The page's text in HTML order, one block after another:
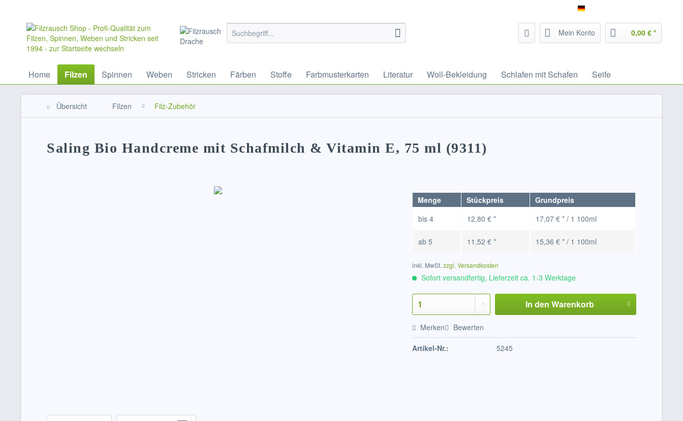
Mein Konto 0,00 € *
Home Filzen Spinnen Weben Stricken Färben Stoffe Farbmusterkarten Literatur Woll-Bekleidung Schlafen mit Schafen Seife
Übersicht Filzen Filz-Zubehör
Saling Bio Handcreme mit Schafmilch & Vitamin E, 75 ml (9311)
Menge Stückpreis
Grundpreis
bis4 12,80 € * 17,07 € * / 1 100ml
ab5 11,52 € * 15,36 € * / 1 100ml
inkl. MwSt.zzgl. Versandkosten
Sofort versandfertig, Lieferzeit ca. 1-3 Werktage
In den Warenkorb
Merken Bewerten
Artikel-Nr.: 5245